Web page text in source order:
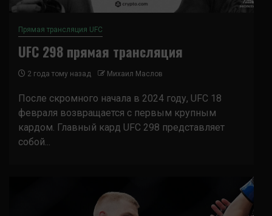
Прямая трансляция UFC
UFC 298 прямая трансляция
2 года тому назад Михаил Маслов
После скромного начала в 2024 году, UFC 18
февраля возвращается с первым крупным
кардом. Главный кард UFC 298 представляет
собой...